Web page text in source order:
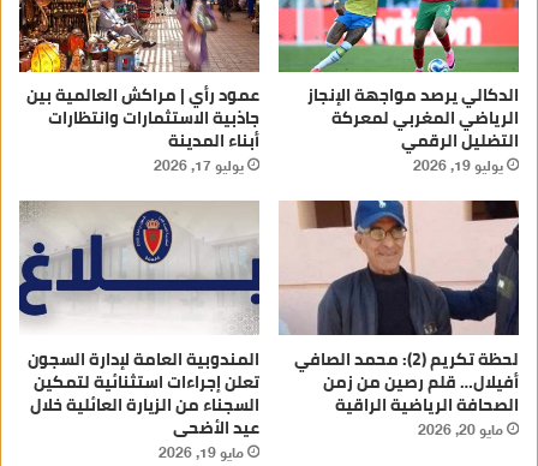
الدكالي يرصد مواجهة الإنجاز
الرياضي المغربي لمعركة
التضليل الرقمي
يوليو 19, 2026
عمود رأي | مراكش العالمية بين
جاذبية الاستثمارات وانتظارات
أبناء المدينة
يوليو 17, 2026
لحظة تكريم (2): محمد الصافي
أفيلال… قلم رصين من زمن
الصحافة الرياضية الراقية
مايو 20, 2026
المندوبية العامة لإدارة السجون
تعلن إجراءات استثنائية لتمكين
السجناء من الزيارة العائلية خلال
عيد الأضحى
مايو 19, 2026